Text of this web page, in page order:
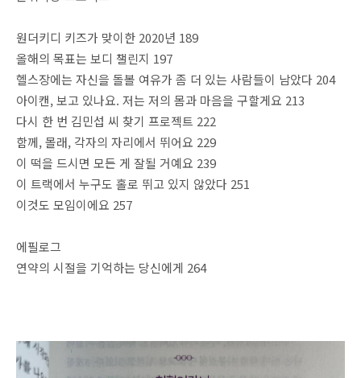
원더키디 키즈가 맞이한 2020년 189
올해의 목표는 보디 챌린지 197
헬스장에는 자신을 돌볼 여유가 좀 더 있는 사람들이 남았다 204
아이캔, 보고 있나요. 저는 저의 몸과 마음을 구할게요 213
다시 한 번 김민섭 씨 찾기 프로젝트 222
함께, 몰래, 각자의 자리에서 뛰어요 229
이 떡을 드시면 모든 게 잘될 거예요 239
이 트랙에서 누구도 홀로 뛰고 있지 않았다 251
이것도 모임이에요 257
에필로그
연약의 시절을 기억하는 당신에게 264